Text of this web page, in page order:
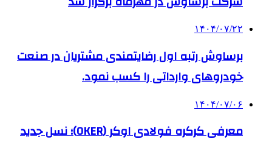
۱۴۰۴/۰۷/۲۲
برساوش رتبه اول رضایتمندی مشتریان در صنعت
خودروهای وارداتی را کسب نمود.
۱۴۰۴/۰۷/۰۶
معرفی کرکره فولادی اوکر (OKER)؛ نسل جدید